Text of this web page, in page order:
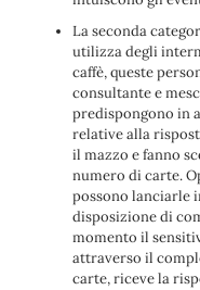
La seconda
utilizza degli
caffè, queste
consultante e
predispongono in
relative alla
il mazzo e fanno
numero di carte.
possono lanciarle
disposizione di
momento il
attraverso il
carte, riceve la